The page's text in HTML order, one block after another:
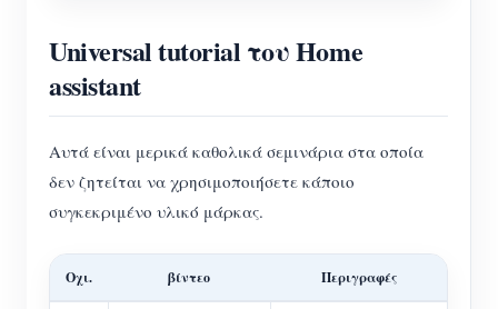
Universal tutorial του Home
assistant
Αυτά είναι μερικά καθολικά σεμινάρια στα οποία
δεν ζητείται να χρησιμοποιήσετε κάποιο
συγκεκριμένο υλικό μάρκας.
Οχι. βίντεο Περιγραφές